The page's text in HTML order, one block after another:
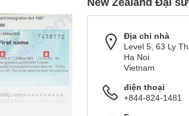
New Zealand Đại
Địa chỉ nhà
Level 5, 63 Ly
Ha Noi
Vietnam
điện thoại
+844-824-1481